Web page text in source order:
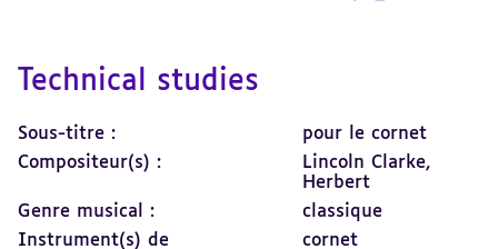
Technical studies
Sous-titre :
pour le cornet
Compositeur(s) :
Lincoln Clarke,
Herbert
Genre musical :
classique
Instrument(s) de
cornet